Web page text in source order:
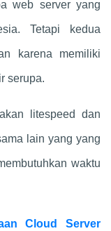
web server yang
Tetapi kedua
karena memiliki
serupa.
litespeed dan
lain yang yang
waktu
Cloud Server